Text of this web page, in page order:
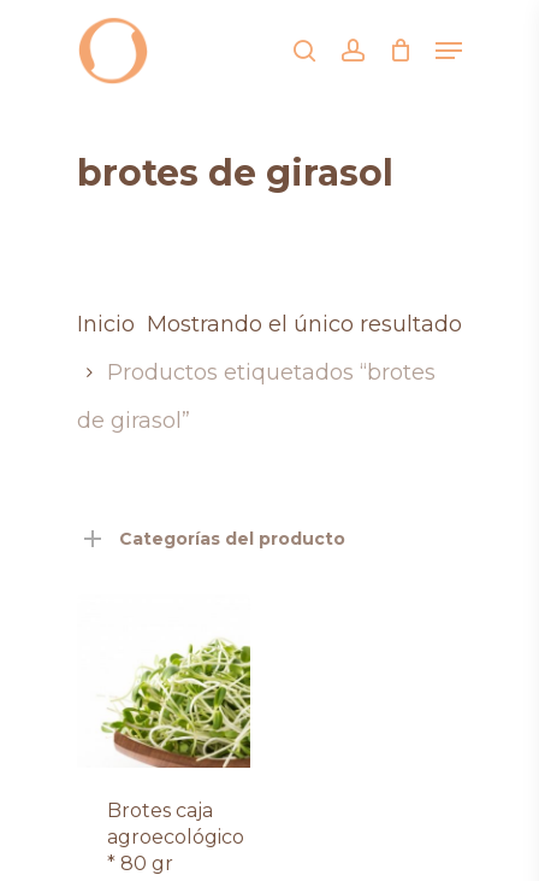
searchaccount
Menu
brotes de girasol
Mostrando el único resultado
Inicio
Productos etiquetados “brotes
de girasol”
Categorías del producto
Brotes caja
agroecológico
* 80 gr